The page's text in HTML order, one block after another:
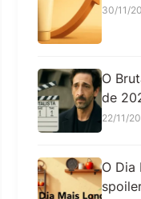
30/11/
O
de
22/11/
O Dia